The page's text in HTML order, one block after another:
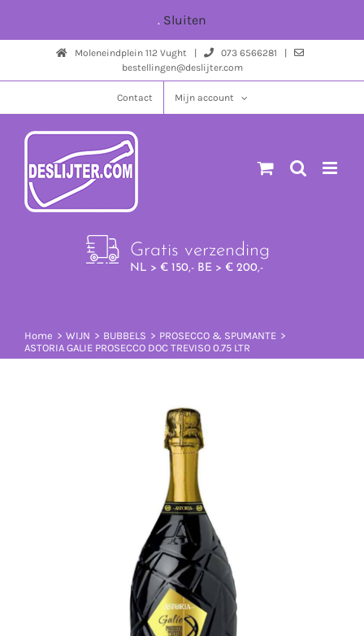
. Sluiten
Moleneindplein 112 Vught |
073 6566281 |
bestellingen@deslijter.com
Contact Mijn account
Gratis verzending
NL > € 150,- BE > € 200,-
Home WIJN BUBBELS
PROSECCO & SPUMANTE
ASTORIA GALIE PROSECCO DOC TREVISO 0.75 LTR